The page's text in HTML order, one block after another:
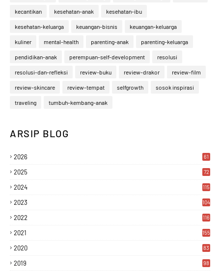
kecantikan kesehatan-anak kesehatan-ibu
kesehatan-keluarga keuangan-bisnis keuangan-keluarga
kuliner mental-health parenting-anak parenting-keluarga
pendidikan-anak perempuan-self-development resolusi
resolusi-dan-refleksi review-buku review-drakor review-film
review-skincare review-tempat selfgrowth sosok inspirasi
traveling tumbuh-kembang-anak
ARSIP BLOG
2026 61
2025 72
2024 115
2023 104
2022 116
2021 155
2020 83
2019 98